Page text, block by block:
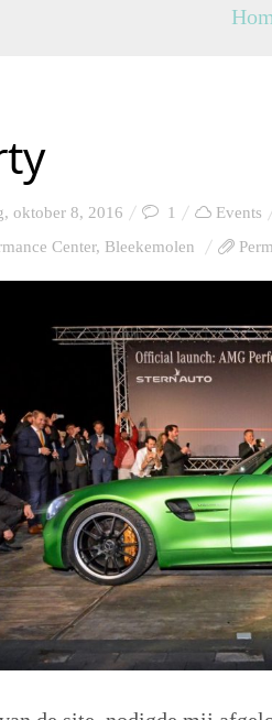
oktober 8, 2016 1 Events
Center, Bleekemolen